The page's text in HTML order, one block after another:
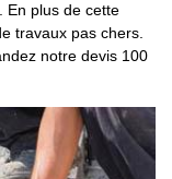
En plus de cette
travaux pas chers.
notre devis 100